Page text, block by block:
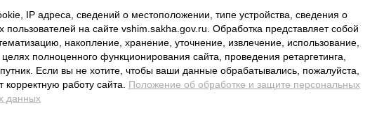
IP адреса, сведений о местоположении, типе устройства, сведения о
на сайте vshim.sakha.gov.ru. Обработка представляет собой
накопление, хранение, уточнение, извлечение, использование,
полноценного функционирования сайта, проведения ретаргетинга,
Если вы не хотите, чтобы ваши данные обрабатывались, пожалуйста,
работу сайта. Положение об обработке и защите персональных
данных